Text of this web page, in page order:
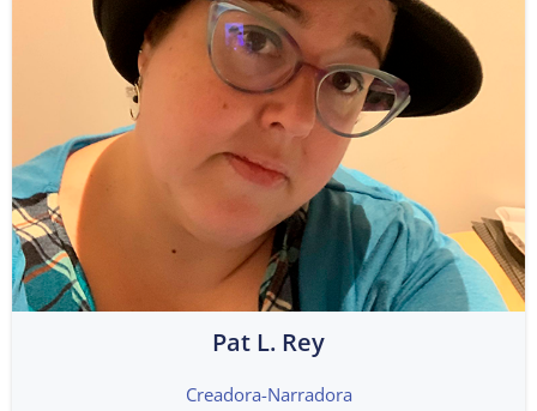
Pat L. Rey
Creadora-Narradora